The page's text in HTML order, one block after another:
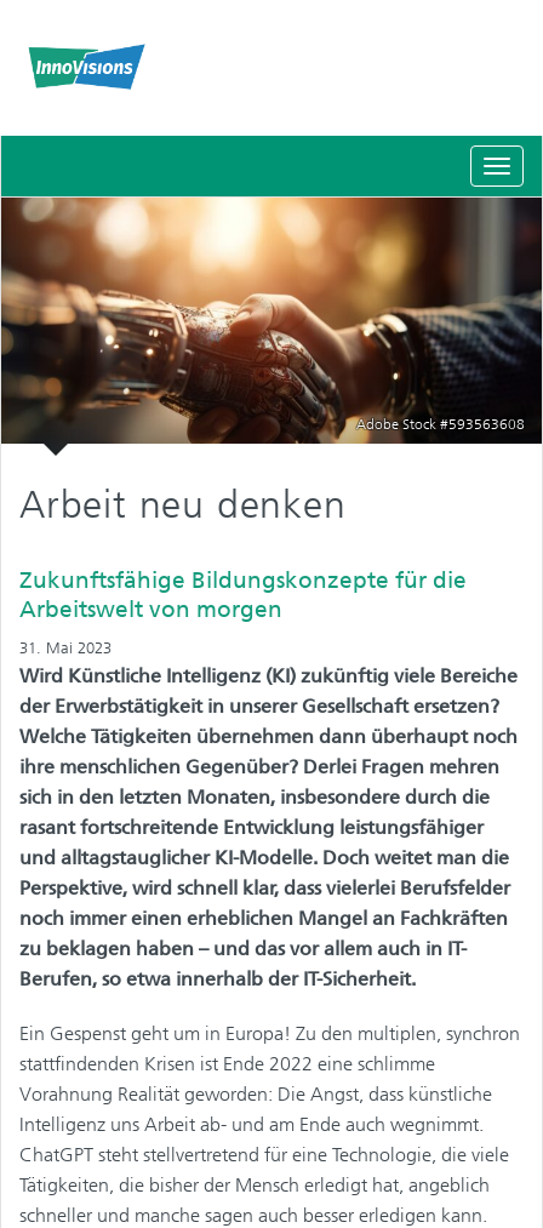
Adobe Stock #593563608
Arbeit neu denken
Zukunftsfähige Bildungskonzepte für die
Arbeitswelt von morgen
31. Mai 2023
Wird Künstliche Intelligenz (KI) zukünftig viele Bereiche
der Erwerbstätigkeit in unserer Gesellschaft ersetzen?
Welche Tätigkeiten übernehmen dann überhaupt noch
ihre menschlichen Gegenüber? Derlei Fragen mehren
sich in den letzten Monaten, insbesondere durch die
rasant fortschreitende Entwicklung leistungsfähiger
und alltagstauglicher KI-Modelle. Doch weitet man die
Perspektive, wird schnell klar, dass vielerlei Berufsfelder
noch immer einen erheblichen Mangel an Fachkräften
zu beklagen haben – und das vor allem auch in IT-
Berufen, so etwa innerhalb der IT-Sicherheit.
Ein Gespenst geht um in Europa! Zu den multiplen, synchron
stattfindenden Krisen ist Ende 2022 eine schlimme
Vorahnung Realität geworden: Die Angst, dass künstliche
Intelligenz uns Arbeit ab- und am Ende auch wegnimmt.
ChatGPT steht stellvertretend für eine Technologie, die viele
Tätigkeiten, die bisher der Mensch erledigt hat, angeblich
schneller und manche sagen auch besser erledigen kann.